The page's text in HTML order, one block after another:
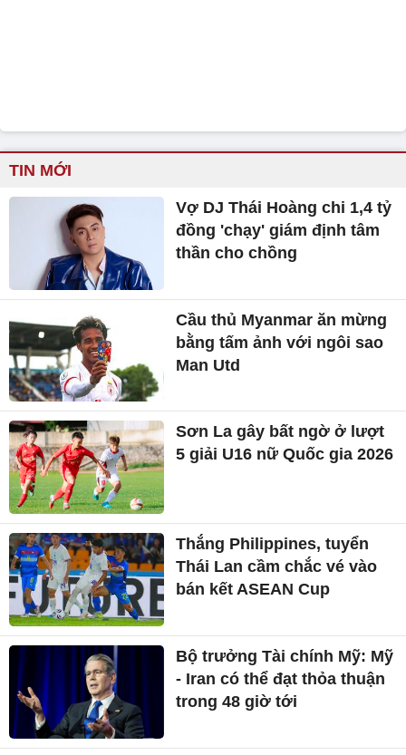
TIN MỚI
Vợ DJ Thái Hoàng chi 1,4 tỷ
đồng 'chạy' giám định tâm
thần cho chồng
Cầu thủ Myanmar ăn mừng
bằng tấm ảnh với ngôi sao
Man Utd
Sơn La gây bất ngờ ở lượt
5 giải U16 nữ Quốc gia 2026
Thắng Philippines, tuyển
Thái Lan cầm chắc vé vào
bán kết ASEAN Cup
Bộ trưởng Tài chính Mỹ: Mỹ
- Iran có thể đạt thỏa thuận
trong 48 giờ tới